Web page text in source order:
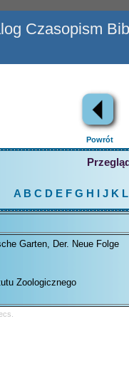
Czasopism
Powrót
A B C D EFG H J K L
Garten, Der. Neue Folge
Zoologicznego